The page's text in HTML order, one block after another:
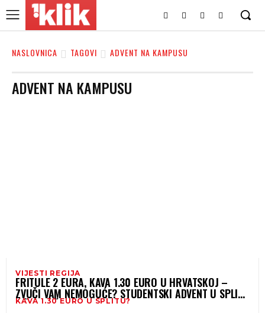
NASLOVNICA TAGOVI ADVENT NA KAMPUSU
ADVENT NA KAMPUSU
VIJESTI REGIJA
FRITULE 2 EURA, KAVA 1.30 EURO U HRVATSKOJ –
ZVUČI VAM NEMOGUĆE? STUDENTSKI ADVENT U SPLITU
DIŽE PRAŠINU
KAVA 1.30 EURO U SPLITU?